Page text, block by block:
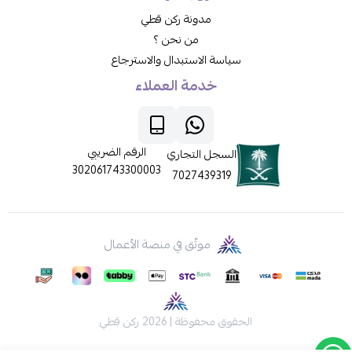
مدونة ركن قطي
من نحن ؟
سياسة الاستبدال والاسترجاع
خدمة العملاء
السجل التجاري
7027439319
الرقم الضريبي
302061743300003
موثّق في منصة الأعمال
الحقوق محفوظة | 2026 ركن قطي